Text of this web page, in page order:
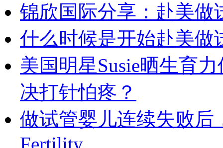
锦欣国际分享：赴美做
什么时候是开始赴美做
美国明星Susie晒生育
决打针怕疼？
做试管婴儿连续失败后
Fertility